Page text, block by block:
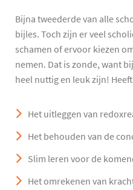
Bijna tweederde van alle
bijles. Toch zijn er veel
schamen of ervoor kiezen
nemen. Dat is zonde, want
heel nuttig en leuk zijn!
Het uitleggen van
Het behouden van de
Slim leren voor de
Het omrekenen van